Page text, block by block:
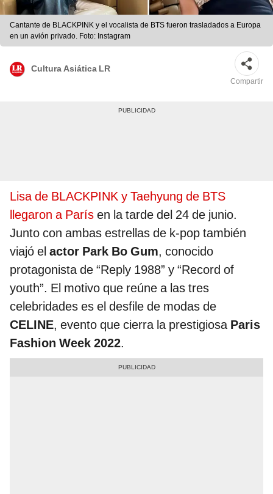
Cantante de BLACKPINK y el vocalista de BTS fueron trasladados a Europa
en un avión privado. Foto: Instagram
Cultura Asiática LR
Compartir
Lisa de BLACKPINK y Taehyung de BTS
llegaron a París en la tarde del 24 de junio.
Junto con ambas estrellas de k-pop también
viajó el actor Park Bo Gum, conocido
protagonista de “Reply 1988” y “Record of
youth”. El motivo que reúne a las tres
celebridades es el desfile de modas de
CELINE, evento que cierra la prestigiosa Paris
Fashion Week 2022.